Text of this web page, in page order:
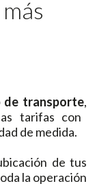
más
de transporte,
tarifas con
de medida.
de tus
la operación